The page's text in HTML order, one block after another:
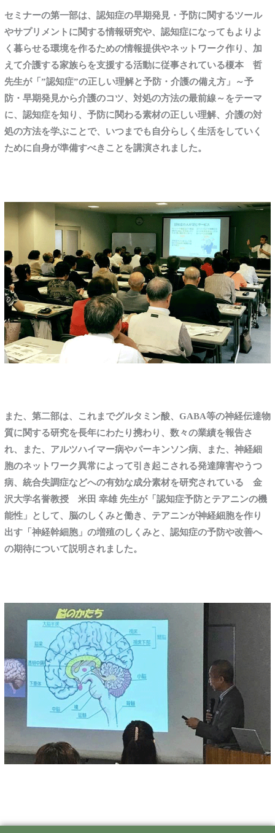
セミナーの第一部は、認知症の早期発見・予防に関するツール
やサプリメントに関する情報研究や、認知症になってもよりよ
く暮らせる環境を作るための情報提供やネットワーク作り、加
えて介護する家族らを支援する活動に従事されている榎本 哲
先生が「”認知症”の正しい理解と予防・介護の備え方」～予
防・早期発見から介護のコツ、対処の方法の最前線～をテーマ
に、認知症を知り、予防に関わる素材の正しい理解、介護の対
処の方法を学ぶことで、いつまでも自分らしく生活をしていく
ために自身が準備すべきことを講演されました。
また、第二部は、これまでグルタミン酸、GABA等の神経伝達物
質に関する研究を長年にわたり携わり、数々の業績を報告さ
れ、また、アルツハイマー病やパーキンソン病、また、神経細
胞のネットワーク異常によって引き起こされる発達障害やうつ
病、統合失調症などへの有効な成分素材を研究されている 金
沢大学名誉教授 米田 幸雄 先生が「認知症予防とテアニンの機
能性」として、脳のしくみと働き、テアニンが神経細胞を作り
出す「神経幹細胞」の増殖のしくみと、認知症の予防や改善へ
の期待について説明されました。